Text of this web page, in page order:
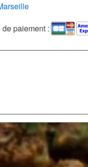
de paiement :